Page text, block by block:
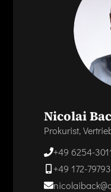
Nicolai
Prokurist,
+49 6254-
+49 172-